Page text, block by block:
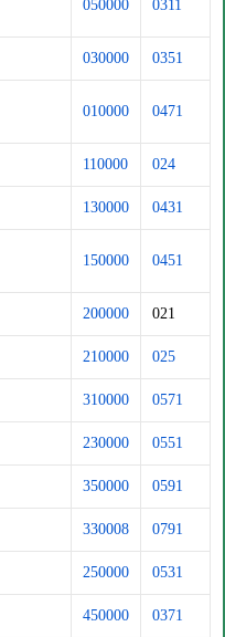
050000 0311
030000 0351
010000 0471
110000 024
130000 0431
150000 0451
200000 021
210000 025
310000 0571
230000 0551
350000 0591
330008 0791
250000 0531
450000 0371